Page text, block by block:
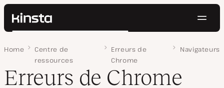
Kinsta®
Solutions
Ressources
Rechercher
Connexion Essayer gratuitement
Home
Centre de
ressources
Erreurs de
Chrome
Navigateurs
Page 2
Erreurs de Chrome